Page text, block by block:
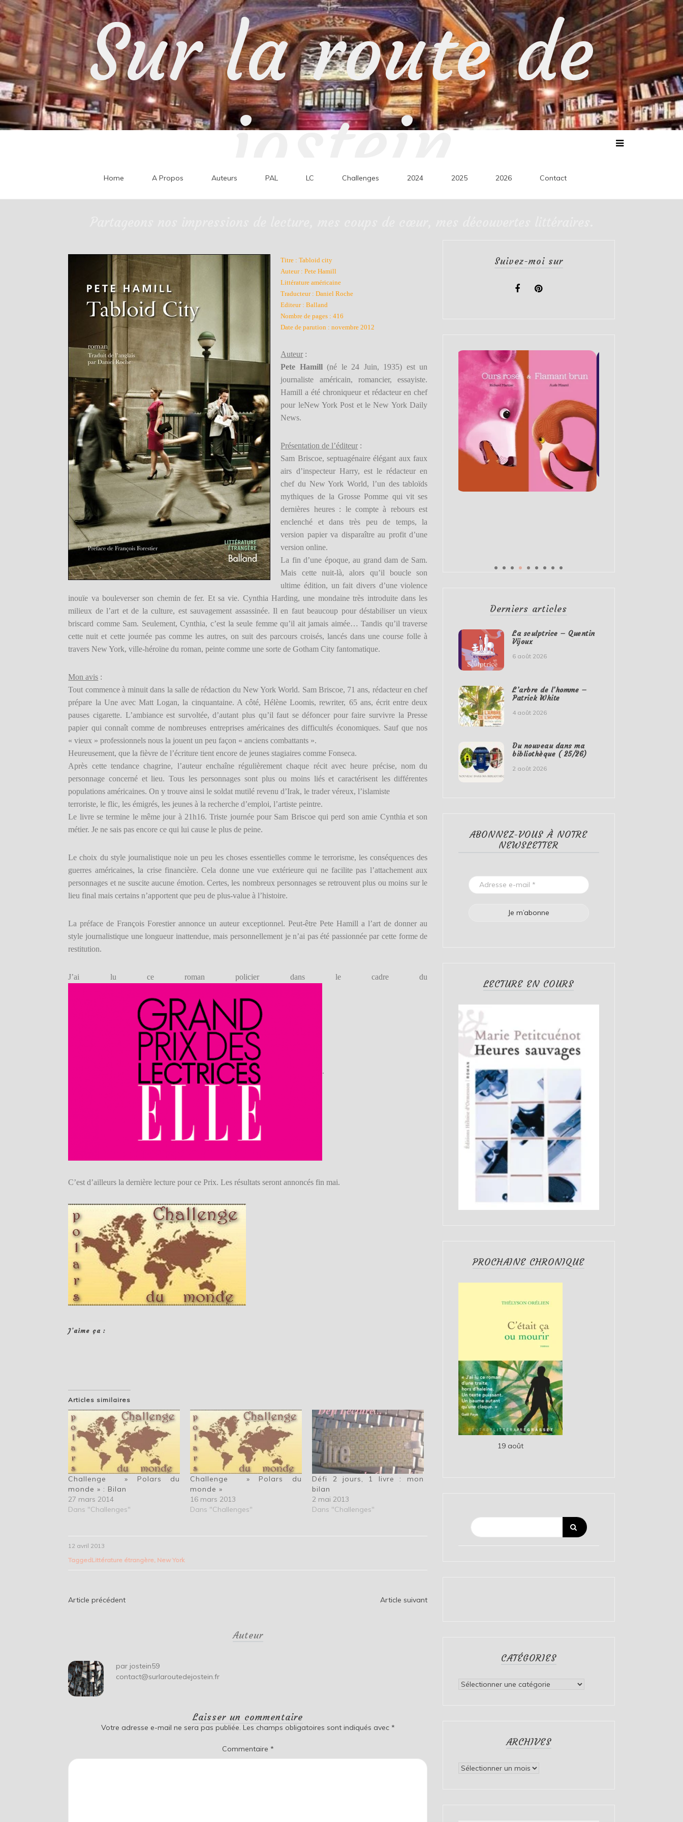
Skip
to
content
Sur la route de
jostein
Home A Propos Auteurs PAL LC Challenges 2024 2025 2026 Contact
Titre : Tabloid city
Auteur : Pete Hamill
Littérature américaine
Traducteur : Daniel Roche
Editeur : Balland
Nombre de pages : 416
Date de parution : novembre 2012
Auteur :
Pete Hamill(né le 24 Juin, 1935) est un
journaliste américain, romancier, essayiste.
Hamill a été chroniqueur et rédacteur en chef
pour leNew York Post et le New York Daily
News.
Présentation de l’éditeur :
Sam Briscoe, septuagénaire élégant aux faux
airs d’inspecteur Harry, est le rédacteur en
chef du New York World, l’un des tabloïds
mythiques de la Grosse Pomme qui vit ses
dernières heures : le compte à rebours est
enclenché et dans très peu de temps, la
version papier va disparaître au profit d’une
version online.
La fin d’une époque, au grand dam de Sam.
Mais cette nuit-là, alors qu’il boucle son
ultime édition, un fait divers d’une violence
inouïe va bouleverser son chemin de fer. Et sa vie. Cynthia Harding, une mondaine très introduite dans les
milieux de l’art et de la culture, est sauvagement assassinée. Il en faut beaucoup pour déstabiliser un vieux
briscard comme Sam. Seulement, Cynthia, c’est la seule femme qu’il ait jamais aimée… Tandis qu’il traverse
cette nuit et cette journée pas comme les autres, on suit des parcours croisés, lancés dans une course folle à
travers New York, ville-héroïne du roman, peinte comme une sorte de Gotham City fantomatique.
Mon avis :
Tout commence à minuit dans la salle de rédaction du New York World. Sam Briscoe, 71 ans, rédacteur en chef
prépare la Une avec Matt Logan, la cinquantaine. A côté, Hélène Loomis, rewriter, 65 ans, écrit entre deux
pauses cigarette. L’ambiance est survoltée, d’autant plus qu’il faut se défoncer pour faire survivre la Presse
papier qui connaît comme de nombreuses entreprises américaines des difficultés économiques. Sauf que nos
« vieux » professionnels nous la jouent un peu façon « anciens combattants ».
Heureusement, que la fièvre de l’écriture tient encore de jeunes stagiaires comme Fonseca.
Après cette tendance chagrine, l’auteur enchaîne régulièrement chaque récit avec heure précise, nom du
personnage concerné et lieu. Tous les personnages sont plus ou moins liés et caractérisent les différentes
populations américaines. On y trouve ainsi le soldat mutilé revenu d’Irak, le trader véreux, l’islamiste
terroriste, le flic, les émigrés, les jeunes à la recherche d’emploi, l’artiste peintre.
Le livre se termine le même jour à 21h16. Triste journée pour Sam Briscoe qui perd son amie Cynthia et son
métier. Je ne sais pas encore ce qui lui cause le plus de peine.
Le choix du style journalistique noie un peu les choses essentielles comme le terrorisme, les conséquences des
guerres américaines, la crise financière. Cela donne une vue extérieure qui ne facilite pas l’attachement aux
personnages et ne suscite aucune émotion. Certes, les nombreux personnages se retrouvent plus ou moins sur le
lieu final mais certains n’apportent que peu de plus-value à l’histoire.
La préface de François Forestier annonce un auteur exceptionnel. Peut-être Pete Hamill a l’art de donner au
style journalistique une longueur inattendue, mais personnellement je n’ai pas été passionnée par cette forme de
restitution.
J’ai lu ce roman policier dans le cadre du
.
C’est d’ailleurs la dernière lecture pour ce Prix. Les résultats seront annoncés fin mai.
J’aime ça :
Articles similaires
Challenge » Polars du
monde » : Bilan
27 mars 2014
Dans "Challenges"
Challenge » Polars du
monde »
16 mars 2013
Dans "Challenges"
Défi 2 jours, 1 livre : mon
bilan
2 mai 2013
Dans "Challenges"
12 avril 2013
TaggedLittérature étrangère, New York
Navigation
Article précédent Article suivant
Auteur
par jostein59
contact@surlaroutedejostein.fr
Laisser un commentaire
Votre adresse e-mail ne sera pas publiée. Les champs obligatoires sont indiqués avec *
Commentaire *
Suivez-moi sur
Derniers articles
La sculptrice – Quentin
Vijoux
6 août 2026
L’arbre de l’homme –
Patrick White
4 août 2026
Du nouveau dans ma
bibliothèque ( 25/26)
2 août 2026
ABONNEZ-VOUS À NOTRE
NEWSLETTER
LECTURE EN COURS
PROCHAINE CHRONIQUE
19 août
CATÉGORIES
Catégories
ARCHIVES
Archives